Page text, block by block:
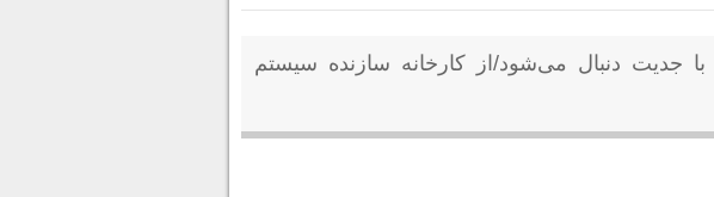
جدیت دنبال می‌شود/از کارخانه سازنده سیستم